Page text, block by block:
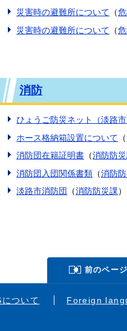
災害時の避難所について （
災害時の避難所について （
消防
ひょうご防災ネット（淡路
ホース格納箱設置について （
消防団在籍証明書 （消防防
消防団入団関係書類 （消防
淡路市消防団
（消防防災課）
前のペー
ついて Foreign